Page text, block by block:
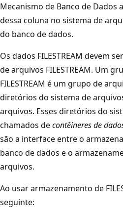
Mecanismo de Banco de Dados
dessa coluna no sistema de
do banco de dados.
Os dados FILESTREAM devem
de arquivos FILESTREAM. Um
FILESTREAM é um grupo de
diretórios do sistema de
arquivos. Esses diretórios do
chamados decontêineres de
são a interface entre o
banco de dados e o
arquivos.
Ao usar armazenamento de
seguinte: